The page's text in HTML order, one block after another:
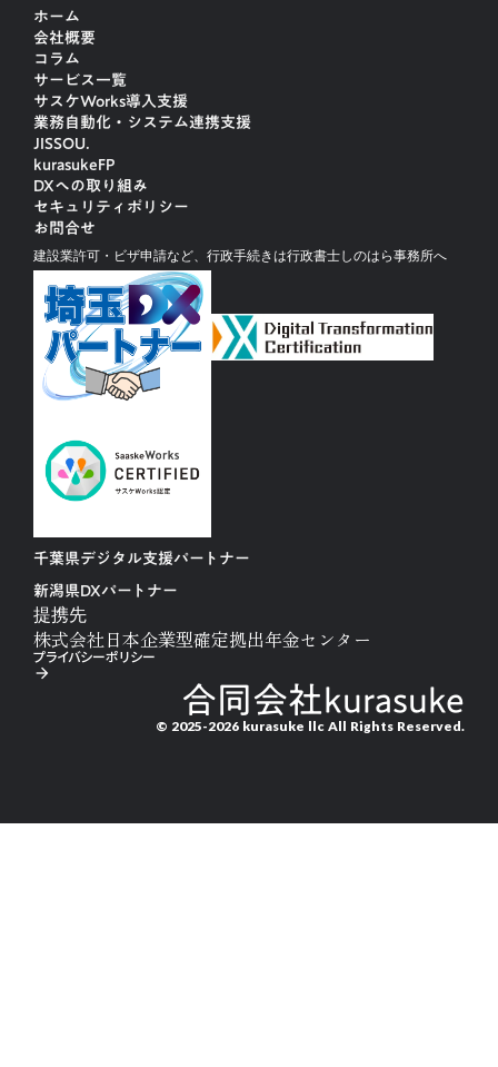
ホーム
会社概要
コラム
サービス一覧
サスケWorks導入支援
業務自動化・システム連携支援
JISSOU.
kurasukeFP
DXへの取り組み
セキュリティポリシー
お問合せ
建設業許可・ビザ申請など、行政手続きは行政書士しのはら事務所へ
千葉県デジタル支援パートナー
新潟県DXパートナー
提携先
株式会社日本企業型確定拠出年金センター
合同会社kurasuke
© 2025-2026 kurasuke llc All Rights Reserved.
プライバシーポリシー
arrow_forward